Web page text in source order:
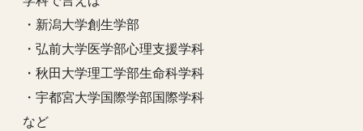
・新潟大学創生学部
・弘前大学医学部心理支援学科
・秋田大学理工学部生命科学科
・宇都宮大学国際学部国際学科
など